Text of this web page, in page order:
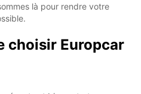
là pour rendre votre
choisir Europcar